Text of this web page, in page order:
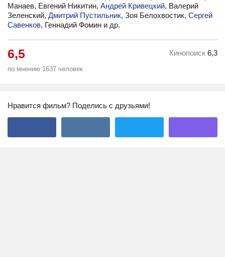
Манаев, Евгений Никитин, Андрей Кривецкий, Валерий
Зеленский, Дмитрий Пустильник, Зоя Белохвостик, Сергей
Савенков, Геннадий Фомин и др.
6,5
по мнению 1637 человек
Кинопоиск 6,3
Нравится фильм? Поделись с друзьями!